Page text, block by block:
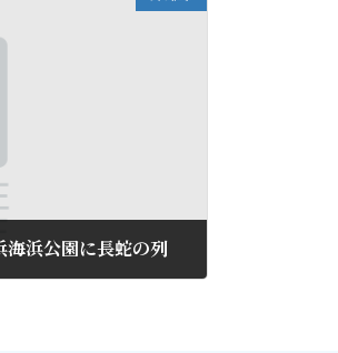
海浜公園に長蛇の列